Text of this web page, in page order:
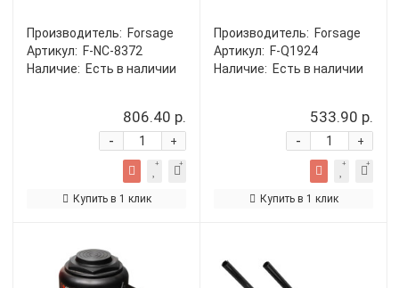
Производитель: Forsage
Артикул: F-NC-8372
Наличие: Есть в наличии
806.40 р.
+
-
Купить в 1 клик
Производитель: Forsage
Артикул: F-Q1924
Наличие: Есть в наличии
533.90 р.
+
-
Купить в 1 клик